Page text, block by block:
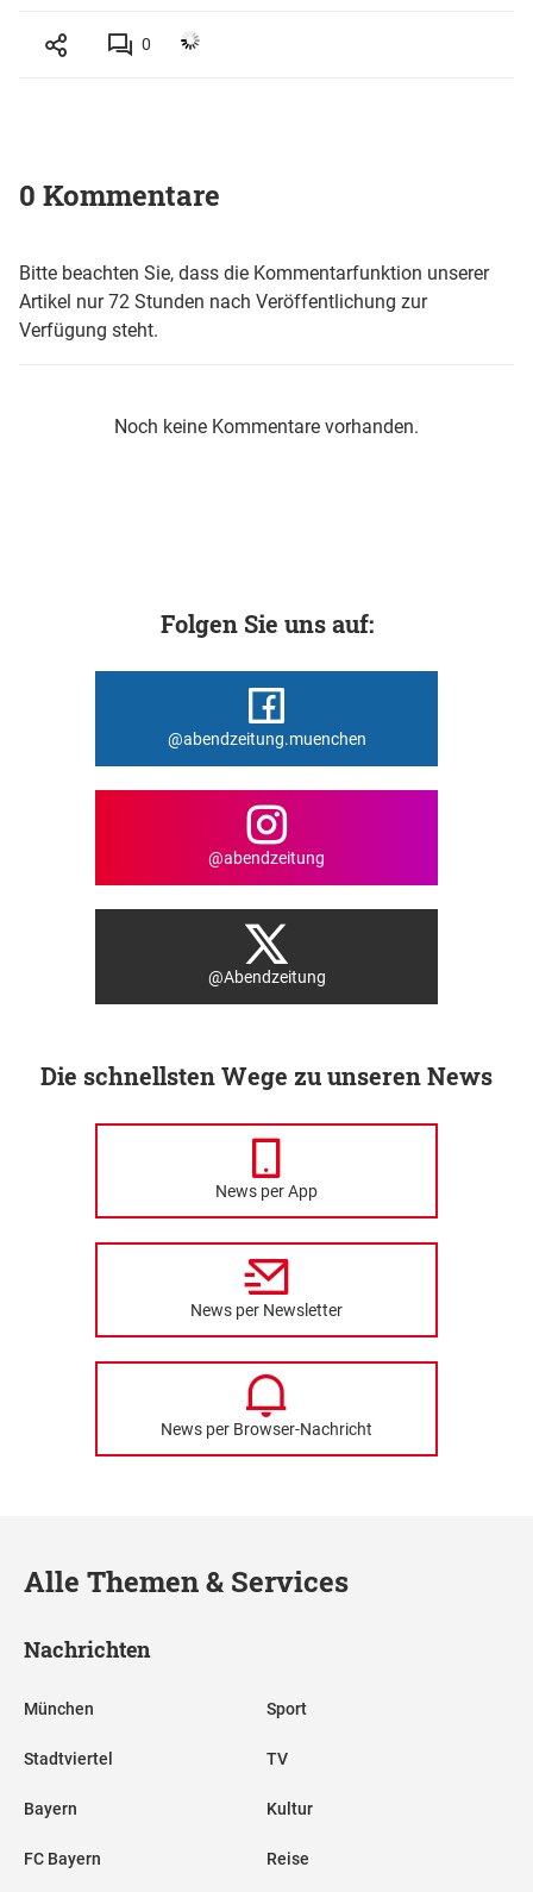
0
0 Kommentare
Bitte beachten Sie, dass die Kommentarfunktion unserer
Artikel nur 72 Stunden nach Veröffentlichung zur
Verfügung steht.
Noch keine Kommentare vorhanden.
Folgen Sie uns auf:
@abendzeitung.muenchen
@abendzeitung
@Abendzeitung
Die schnellsten Wege zu unseren News
News per App
News per Newsletter
News per Browser-Nachricht
Alle Themen & Services
Nachrichten
München
Stadtviertel
Bayern
FC Bayern
Sport
TV
Kultur
Reise